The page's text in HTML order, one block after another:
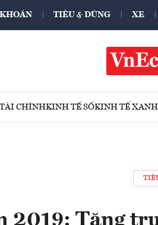
TIÊU & DÙNG XE
CHÍNHKINH TẾ SỐKINH TẾ XANH
2019: Tăng